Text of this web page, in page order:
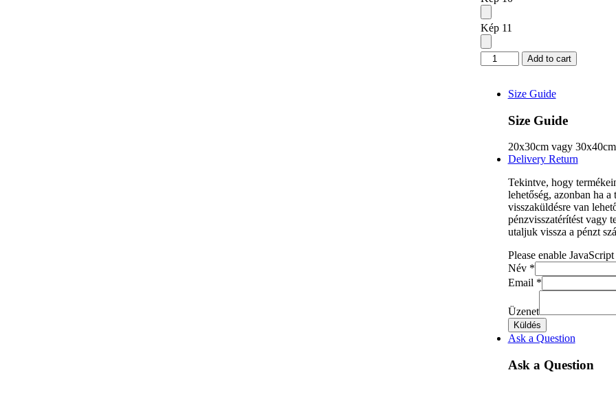
Kép 11
Fotókollázs
-
quantity
Add to cart
Size Guide
Size Guide
20x30cm vagy 30x40cm
Delivery Return
Tekintve, hogy
lehetőség, azonban ha
visszaküldésre van
pénzvisszatérítést vagy
utaljuk vissza a pénzt
Please enable
Név *
Email *
Üzenet
Küldés
Ask a Question
Ask a Question